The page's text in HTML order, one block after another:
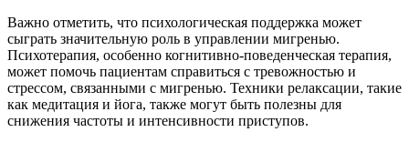
Важно отметить, что психологическая поддержка может
сыграть значительную роль в управлении мигренью.
Психотерапия, особенно когнитивно-поведенческая терапия,
может помочь пациентам справиться с тревожностью и
стрессом, связанными с мигренью. Техники релаксации, такие
как медитация и йога, также могут быть полезны для
снижения частоты и интенсивности приступов.